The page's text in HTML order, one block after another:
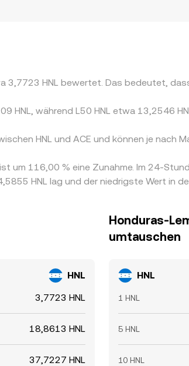
3,7723 HNL bewertet. Das bedeutet,
HNL, während L50 HNL etwa 13,2546
HNL und ACE und können je nach
um 116,00 % eine Zunahme. Im 24-
HNL lag und der niedrigste Wert in
HNL
3,7723 HNL
18,8613 HNL
37,7227 HNL
Honduras-
umtauschen
HNL
1 HNL
5 HNL
10 HNL